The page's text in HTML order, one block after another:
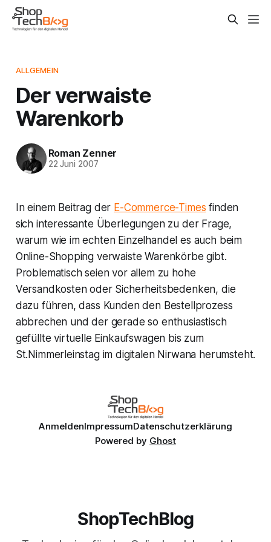
ALLGEMEIN
Der verwaiste
Warenkorb
Roman Zenner
22 Juni 2007
In einem Beitrag der E-Commerce-Times finden
sich interessante Überlegungen zu der Frage,
warum wie im echten Einzelhandel es auch beim
Online-Shopping verwaiste Warenkörbe gibt.
Problematisch seien vor allem zu hohe
Versandkosten oder Sicherheitsbedenken, die
dazu führen, dass Kunden den Bestellprozess
abbrechen und der gerade so enthusiastisch
gefüllte virtuelle Einkaufswagen bis zum
St.Nimmerleinstag im digitalen Nirwana herumsteht.
AnmeldenImpressumDatenschutzerklärung
Powered by Ghost
ShopTechBlog